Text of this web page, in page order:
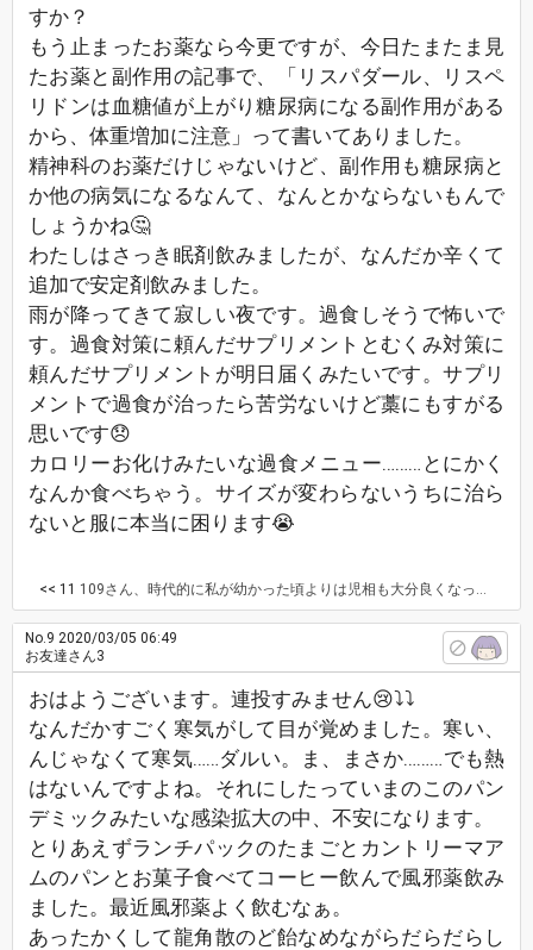
すか？
もう止まったお薬なら今更ですが、今日たまたま見
たお薬と副作用の記事で、「リスパダール、リスペ
リドンは血糖値が上がり糖尿病になる副作用がある
から、体重増加に注意」って書いてありました。
精神科のお薬だけじゃないけど、副作用も糖尿病と
か他の病気になるなんて、なんとかならないもんで
しょうかね🤔
わたしはさっき眠剤飲みましたが、なんだか辛くて
追加で安定剤飲みました。
雨が降ってきて寂しい夜です。過食しそうで怖いで
す。過食対策に頼んだサプリメントとむくみ対策に
頼んだサプリメントが明日届くみたいです。サプリ
メントで過食が治ったら苦労ないけど藁にもすがる
思いです😞
カロリーお化けみたいな過食メニュー………とにかく
なんか食べちゃう。サイズが変わらないうちに治ら
ないと服に本当に困ります😭
<< 11 109さん、時代的に私が幼かった頃よりは児相も大分良くなって来てるのか？児相は相変わらずお役所仕事で、警察が動くようになったから、仕方なく児相も動くようになったのか？分からないけど、確実に言える事は、私が幼かった頃よりはマシになってきている気がします。子供は親を選べない！子供は親の私物でも無い！のにね。 109さん、私が好きなデニッシュチョコが載ってるぅー。ジャスミンティーも美味しいよね。アップルパイは甘すぎて食べれないや。 私が太ってきたのは、精神科クリニックの薬を飲むようになってからです。まぁ、動けなくて食っちゃ寝を繰り返してた頃もあったから一概に薬の副作用のせいに出来ないんだけど(￣▽￣;) それにしても野菜ジュース(粉を水で溶いたもの)は不味いよーん( > < )
No.9 2020/03/05 06:49
お友達さん3
おはようございます。連投すみません😢⤵️⤵️
なんだかすごく寒気がして目が覚めました。寒い、
んじゃなくて寒気……ダルい。ま、まさか………でも熱
はないんですよね。それにしたっていまのこのパン
デミックみたいな感染拡大の中、不安になります。
とりあえずランチパックのたまごとカントリーマア
ムのパンとお菓子食べてコーヒー飲んで風邪薬飲み
ました。最近風邪薬よく飲むなぁ。
あったかくして龍角散のど飴なめながらだらだらし